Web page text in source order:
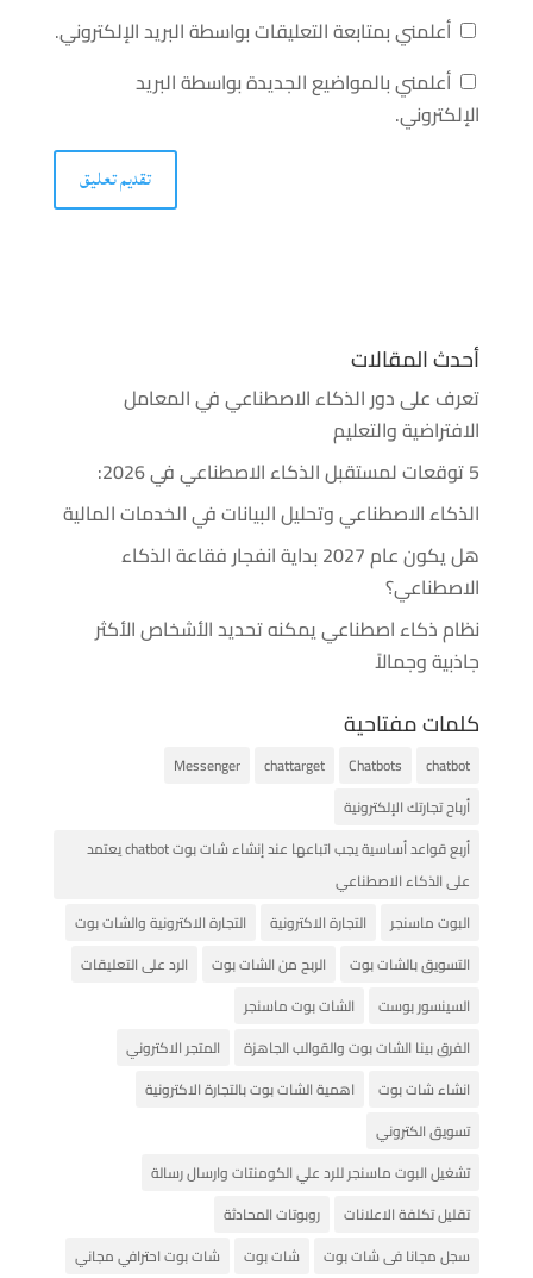
أعلمني بمتابعة التعليقات بواسطة البريد الإلكتروني.
أعلمني بالمواضيع الجديدة بواسطة البريد
الإلكتروني.
أحدث المقالات
تعرف على دور الذكاء الاصطناعي في المعامل
الافتراضية والتعليم
5 توقعات لمستقبل الذكاء الاصطناعي في 2026:
الذكاء الاصطناعي وتحليل البيانات في الخدمات المالية
هل يكون عام 2027 بداية انفجار فقاعة الذكاء
الاصطناعي؟
نظام ذكاء اصطناعي يمكنه تحديد الأشخاص الأكثر
جاذبية وجمالاً
كلمات مفتاحية
chatbot
Chatbots
chattarget
Messenger
أرباح تجارتك الإلكترونية
أربع قواعد أساسية يجب اتباعها عند إنشاء شات بوت chatbot يعتمد
على الذكاء الاصطناعي
البوت ماسنجر
التجارة الاكترونية
التجارة الاكترونية والشات بوت
التسويق بالشات بوت
الربح من الشات بوت
الرد على التعليقات
السينسور بوست
الشات بوت ماسنجر
الفرق بينا الشات بوت والقوالب الجاهزة
المتجر الاكتروني
انشاء شات بوت
اهمية الشات بوت بالتجارة الاكترونية
تسويق الكتروني
تشغيل البوت ماسنجر للرد علي الكومنتات وارسال رسالة
تقليل تكلفة الاعلانات
روبوتات المحادثة
سجل مجانا فى شات بوت
شات بوت شات بوت احترافي مجاني